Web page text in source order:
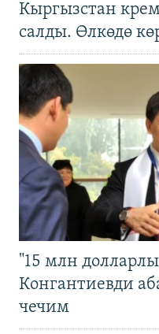
Кыргызстан
салды. Өлкөдө
"15 млн
Конгантиевди
чечим